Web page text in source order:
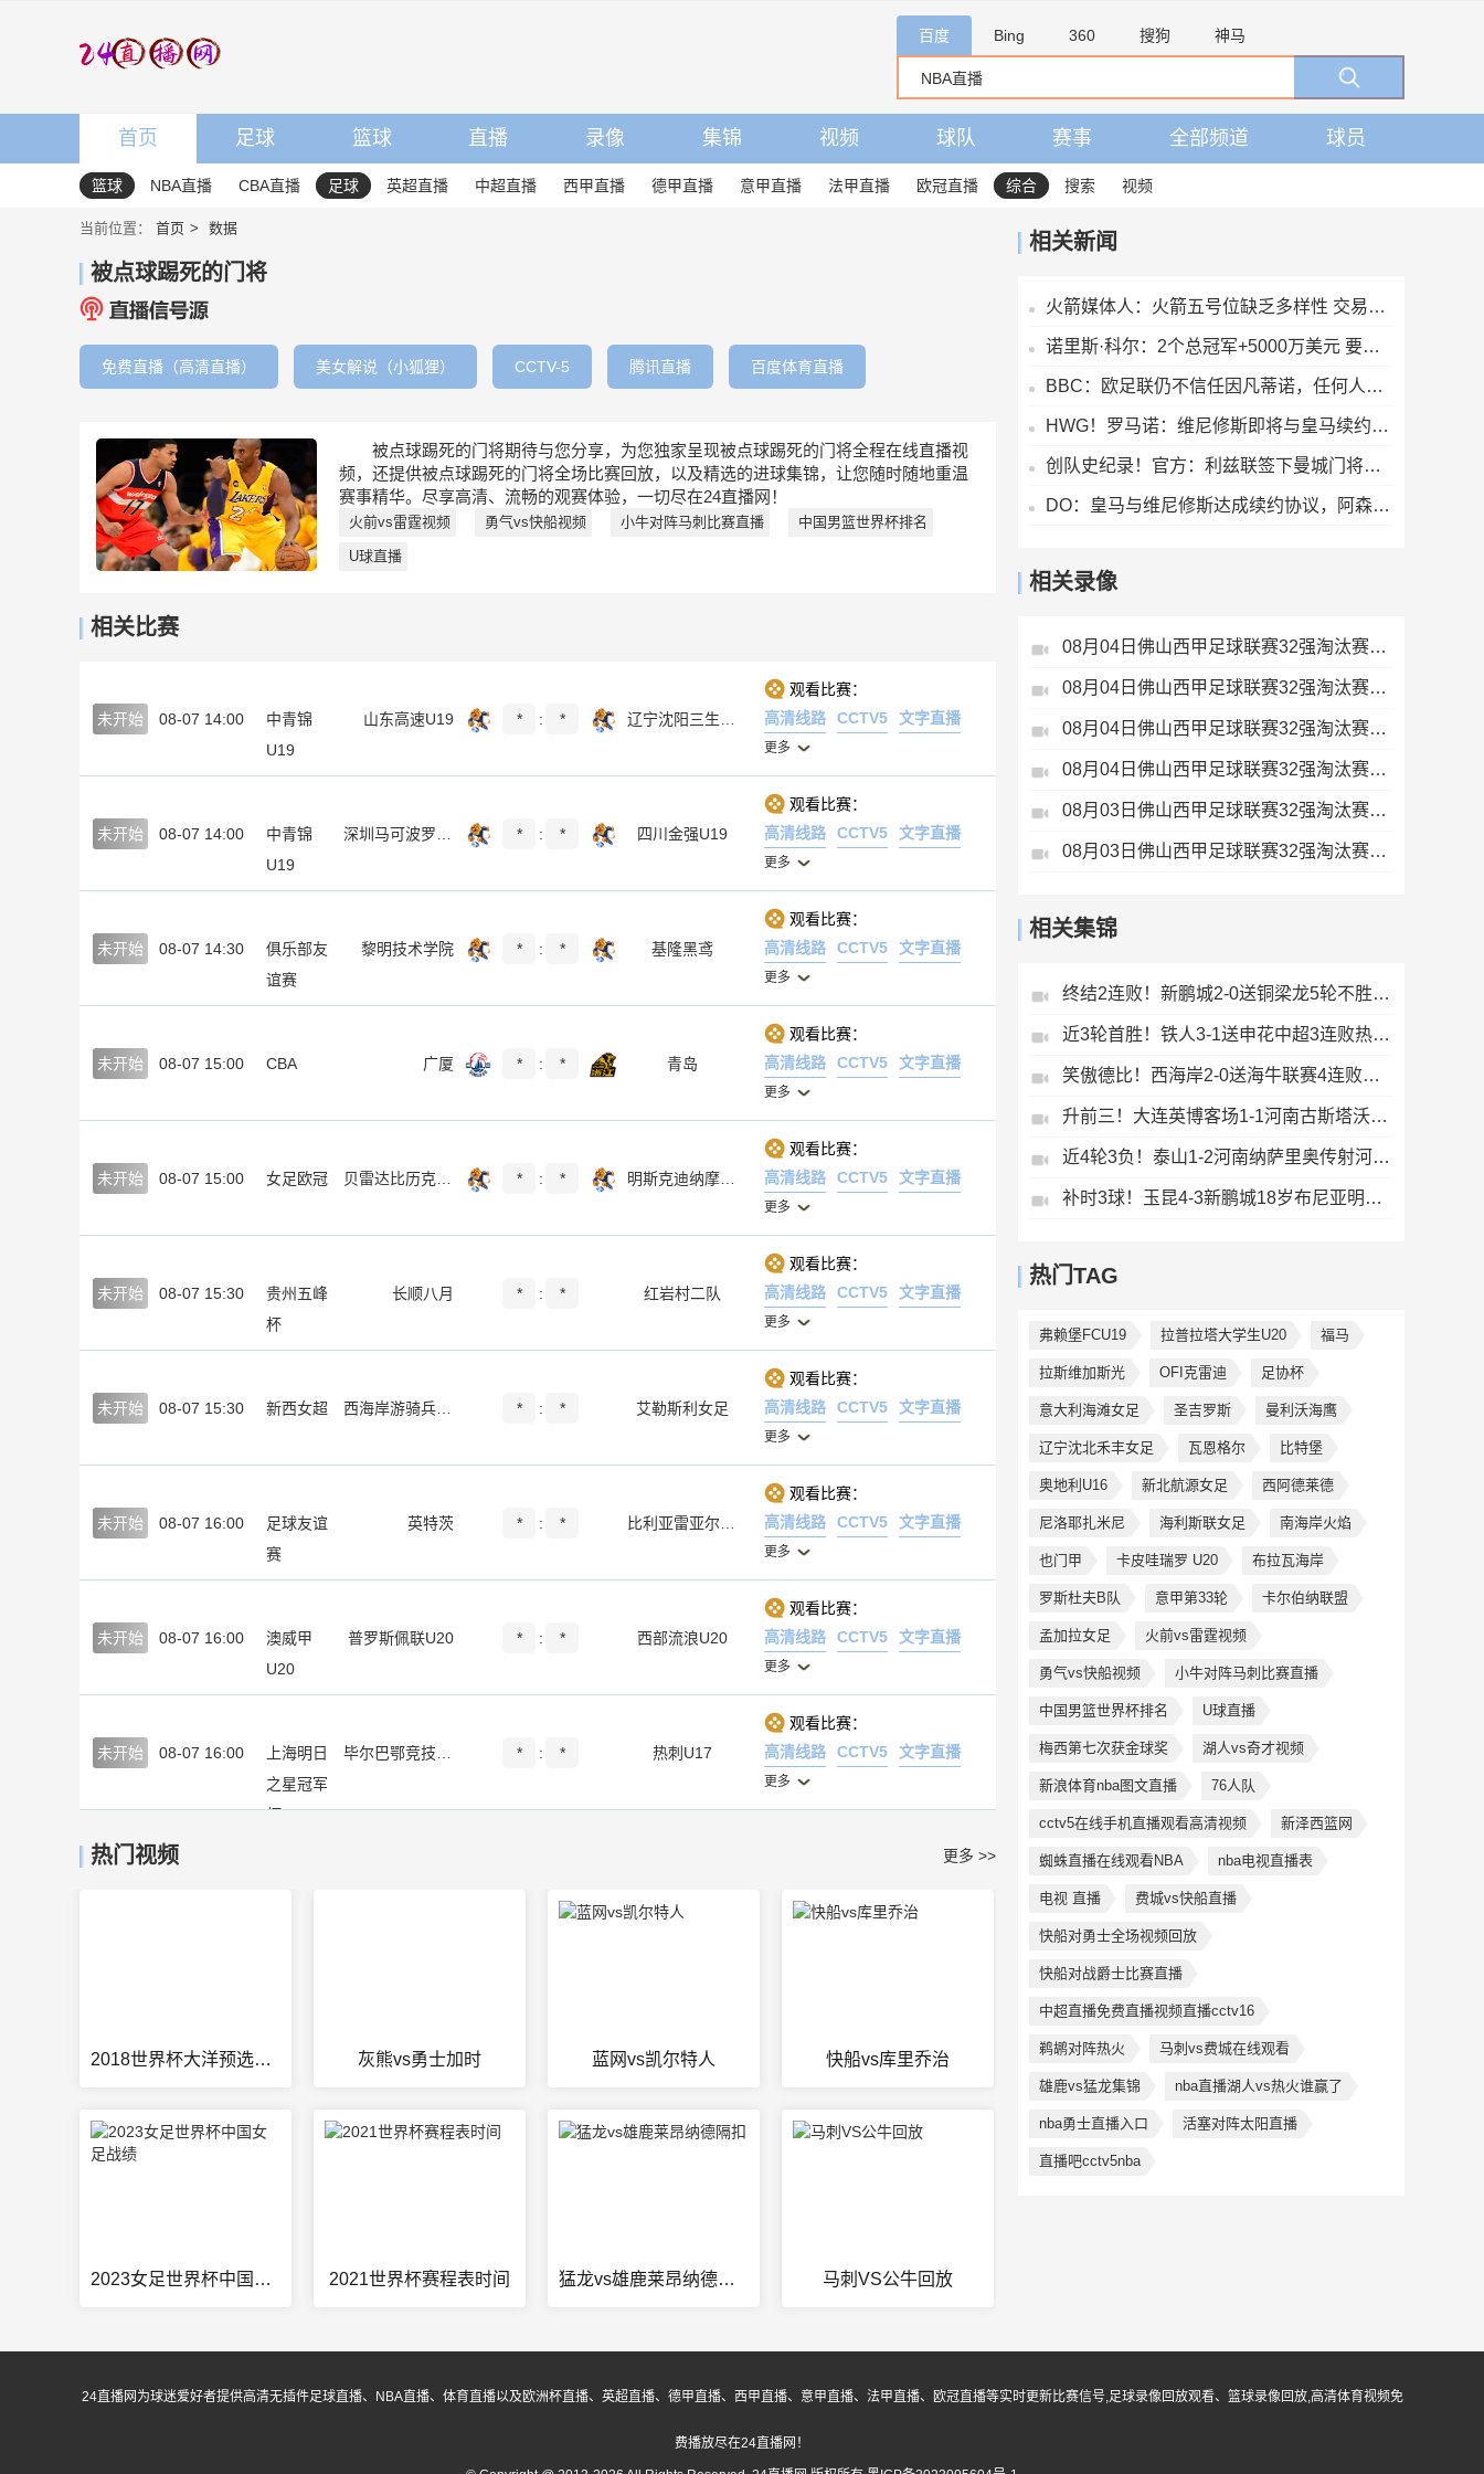
百度 Bing 360 搜狗 神马
首页 足球 篮球 直播 录像 集锦 视频 球队 赛事 全部频道 球员
篮球 NBA直播 CBA直播 足球 英超直播 中超直播 西甲直播 德甲直播 意甲直播 法甲直播 欧冠直播 综合 搜索 视频
当前位置： 首页 数据
被点球踢死的门将
免费直播（高清直播） 美女解说（小狐狸） CCTV-5 腾讯直播 百度体育直播
被点球踢死的门将期待与您分享，为您独家呈现被点球踢死的门将全程在线直播视
频，还提供被点球踢死的门将全场比赛回放，以及精选的进球集锦，让您随时随地重温
赛事精华。尽享高清、流畅的观赛体验，一切尽在24直播网！
火前vs雷霆视频 勇气vs快船视频 小牛对阵马刺比赛直播 中国男篮世界杯排名
U球直播
相关比赛
未开始 08-07 14:00
中青锦
U19
山东高速U19 * : *
观看比赛：
高清线路
CCTV5 文字直播
更多
未开始 08-07 14:00
中青锦
U19
* : * 四川金强U19
观看比赛：
高清线路
CCTV5 文字直播
更多
未开始 08-07 14:30
俱乐部友
谊赛
黎明技术学院 * : * 基隆黑鸢
观看比赛：
高清线路
CCTV5 文字直播
更多
未开始 08-07 15:00 CBA 广厦 * : * 青岛
观看比赛：
高清线路
CCTV5 文字直播
更多
未开始 08-07 15:00 女足欧冠 * : *
观看比赛：
高清线路
CCTV5 文字直播
更多
未开始 08-07 15:30
贵州五峰
杯
长顺八月 * : * 红岩村二队
观看比赛：
高清线路
CCTV5 文字直播
更多
未开始 08-07 15:30 新西女超 * : * 艾勒斯利女足
观看比赛：
高清线路
CCTV5 文字直播
更多
未开始 08-07 16:00
足球友谊
赛
英特茨 * : *
观看比赛：
高清线路
CCTV5 文字直播
更多
未开始 08-07 16:00
澳威甲
U20
普罗斯佩联U20 * : * 西部流浪U20
观看比赛：
高清线路
CCTV5 文字直播
更多
未开始 08-07 16:00
上海明日
之星冠军
杯
* : * 热刺U17
观看比赛：
高清线路
CCTV5 文字直播
更多
热门视频 更多 >>
2018世界杯大洋预选赛成绩 灰熊vs勇士加时 蓝网vs凯尔特人 快船vs库里乔治
2023女足世界杯中国女足战绩 2021世界杯赛程表时间 猛龙vs雄鹿莱昂纳德隔扣 马刺VS公牛回放
相关新闻
火箭媒体人：火箭五号位缺乏多样性 交易卡佩拉能腾出空间
诺里斯·科尔：2个总冠军+5000万美元 要好于0个总冠军+4亿美元
BBC：欧足联仍不信任因凡蒂诺，任何人或机构为他辩护都无济于事
HWG！罗马诺：维尼修斯即将与皇马续约，签下为期6年的全新合同
创队史纪录！官方：利兹联签下曼城门将特拉福德，总价4500万镑
DO：皇马与维尼修斯达成续约协议，阿森纳方面的追求将结束
相关录像
08月04日佛山西甲足球联赛32强淘汰赛贪玩游戏VS美的薪火全场录像
08月04日佛山西甲足球联赛32强淘汰赛广东西南建设VS香港圣徒全场录像
08月04日佛山西甲足球联赛32强淘汰赛肇庆恒骏成VS三七互娱全场录像
08月04日佛山西甲足球联赛32强淘汰赛藝品高國際VS湛江狂狼·粵辉能源全场录像
08月03日佛山西甲足球联赛32强淘汰赛大塘控股VS茂名市点都得全场录像
08月03日佛山西甲足球联赛32强淘汰赛广东凤铝VS湛江八部科技全场录像
相关集锦
终结2连败！新鹏城2-0送铜梁龙5轮不胜37岁姜至鹏破门韦斯利建功
近3轮首胜！铁人3-1送申花中超3连败热菲尼奥双响邦本宜裕传射
笑傲德比！西海岸2-0送海牛联赛4连败海牛仍垫底西海岸升至第二
升前三！大连英博客场1-1河南古斯塔沃破门19岁杨铭锐替补扳平
近4轮3负！泰山1-2河南纳萨里奥传射河南终结17年客场不胜泰山
补时3球！玉昆4-3新鹏城18岁布尼亚明传射侯永永乌龙卡约绝杀
热门TAG
弗赖堡FCU19 拉普拉塔大学生U20 福马
拉斯维加斯光 OFI克雷迪 足协杯
意大利海滩女足 圣吉罗斯 曼利沃海鹰
辽宁沈北禾丰女足 瓦恩格尔 比特堡
奥地利U16 新北航源女足 西阿德莱德
尼洛耶扎米尼 海利斯联女足 南海岸火焰
也门甲 卡皮哇瑞罗 U20 布拉瓦海岸
罗斯杜夫B队 意甲第33轮 卡尔伯纳联盟
孟加拉女足 火前vs雷霆视频
勇气vs快船视频 小牛对阵马刺比赛直播
中国男篮世界杯排名 U球直播
梅西第七次获金球奖 湖人vs奇才视频
新浪体育nba图文直播 76人队
cctv5在线手机直播观看高清视频 新泽西篮网
蜘蛛直播在线观看NBA nba电视直播表
电视 直播 费城vs快船直播
快船对勇士全场视频回放
快船对战爵士比赛直播
中超直播免费直播视频直播cctv16
鹈鹕对阵热火 马刺vs费城在线观看
雄鹿vs猛龙集锦 nba直播湖人vs热火谁赢了
nba勇士直播入口 活塞对阵太阳直播
直播吧cctv5nba
24直播网为球迷爱好者提供高清无插件足球直播、NBA直播、体育直播以及欧洲杯直播、英超直播、德甲直播、西甲直播、意甲直播、法甲直播、欧冠直播等实时更新比赛信号,足球录像回放观看、篮球录像回放,高清体育视频免
费播放尽在24直播网！